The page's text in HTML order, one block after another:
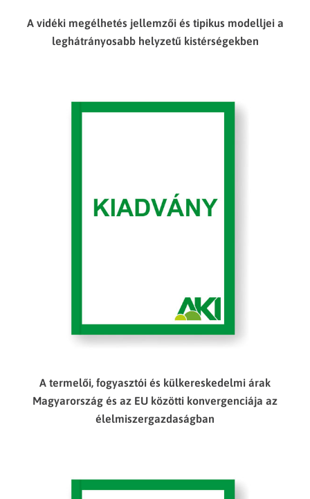
A vidéki megélhetés jellemzői és tipikus modelljei a
leghátrányosabb helyzetű kistérségekben
A termelői, fogyasztói és külkereskedelmi árak
Magyarország és az EU közötti konvergenciája az
élelmiszergazdaságban